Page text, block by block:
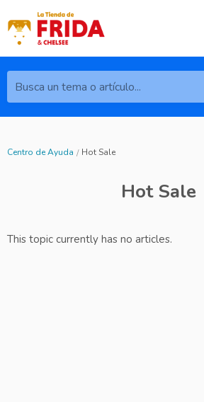
Busca un tema o artículo...
Centro de Ayuda Hot Sale
Hot Sale
This topic currently has no articles.